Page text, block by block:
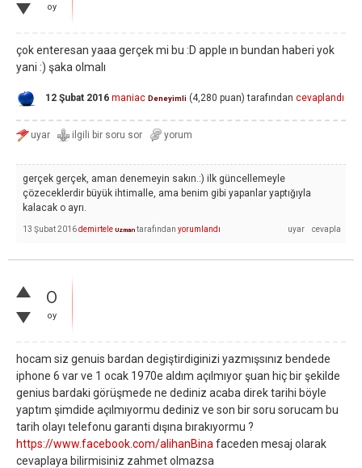
oy
çok enteresan yaaa gerçek mi bu :D apple ın bundan haberi yok
yani :) şaka olmalı
12 Şubat 2016 maniac Deneyimli (4,280 puan) tarafından cevaplandı
gerçek gerçek, aman denemeyin sakın.:) ilk güncellemeyle
çözeceklerdir büyük ihtimalle, ama benim gibi yapanlar yaptığıyla
kalacak o ayrı.
13 Şubat 2016demirtele Uzman tarafından yorumlandı
0
oy
hocam siz genuis bardan degiştirdiginizi yazmışsınız bendede
iphone 6 var ve 1 ocak 1970e aldım açılmıyor şuan hiç bir şekilde
genius bardaki görüşmede ne dediniz acaba direk tarihi böyle
yaptım şimdide açılmıyormu dediniz ve son bir soru sorucam bu
tarih olayı telefonu garanti dışına bırakıyormu ?
https://www.facebook.com/alihanBina faceden mesaj olarak
cevaplaya bilirmisiniz zahmet olmazsa